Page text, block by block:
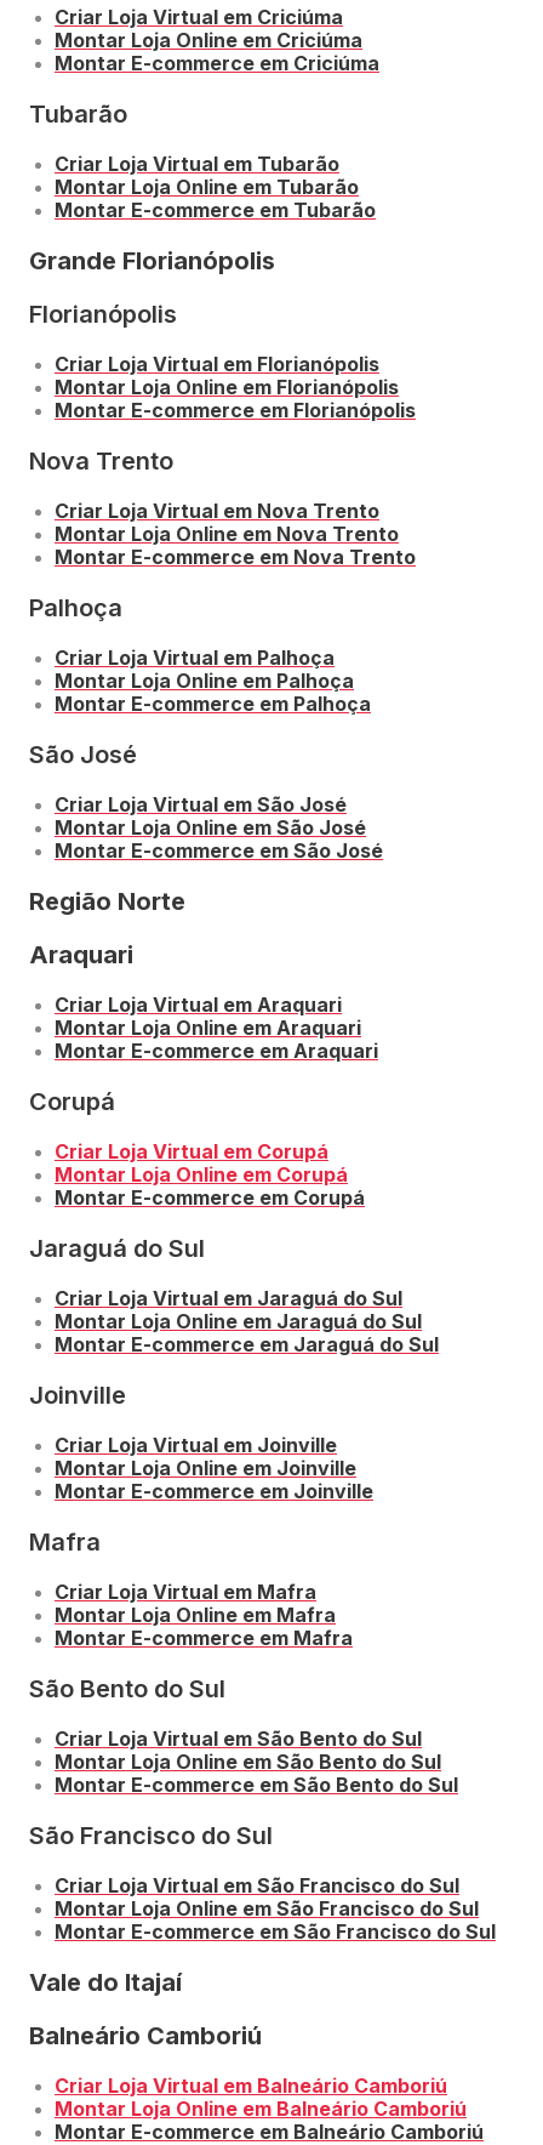
Criar Loja Virtual em Criciúma
Montar Loja Online em Criciúma
Montar E-commerce em Criciúma
Tubarão
Criar Loja Virtual em Tubarão
Montar Loja Online em Tubarão
Montar E-commerce em Tubarão
Grande Florianópolis
Florianópolis
Criar Loja Virtual em Florianópolis
Montar Loja Online em Florianópolis
Montar E-commerce em Florianópolis
Nova Trento
Criar Loja Virtual em Nova Trento
Montar Loja Online em Nova Trento
Montar E-commerce em Nova Trento
Palhoça
Criar Loja Virtual em Palhoça
Montar Loja Online em Palhoça
Montar E-commerce em Palhoça
São José
Criar Loja Virtual em São José
Montar Loja Online em São José
Montar E-commerce em São José
Região Norte
Araquari
Criar Loja Virtual em Araquari
Montar Loja Online em Araquari
Montar E-commerce em Araquari
Corupá
Criar Loja Virtual em Corupá
Montar Loja Online em Corupá
Montar E-commerce em Corupá
Jaraguá do Sul
Criar Loja Virtual em Jaraguá do Sul
Montar Loja Online em Jaraguá do Sul
Montar E-commerce em Jaraguá do Sul
Joinville
Criar Loja Virtual em Joinville
Montar Loja Online em Joinville
Montar E-commerce em Joinville
Mafra
Criar Loja Virtual em Mafra
Montar Loja Online em Mafra
Montar E-commerce em Mafra
São Bento do Sul
Criar Loja Virtual em São Bento do Sul
Montar Loja Online em São Bento do Sul
Montar E-commerce em São Bento do Sul
São Francisco do Sul
Criar Loja Virtual em São Francisco do Sul
Montar Loja Online em São Francisco do Sul
Montar E-commerce em São Francisco do Sul
Vale do Itajaí
Balneário Camboriú
Criar Loja Virtual em Balneário Camboriú
Montar Loja Online em Balneário Camboriú
Montar E-commerce em Balneário Camboriú